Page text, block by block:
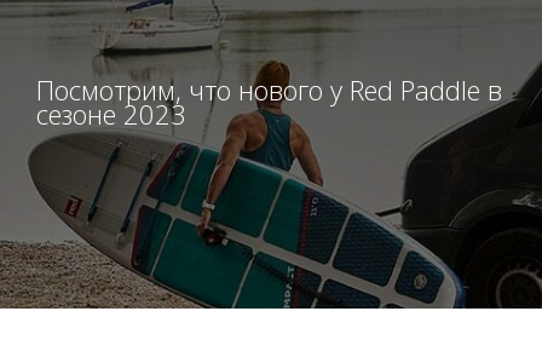
Посмотрим, что нового у Red Paddle в
сезоне 2023